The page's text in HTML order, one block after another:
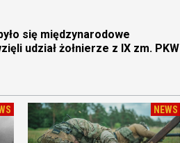
się międzynarodowe
udział żołnierze z IX zm. PKW
NEWS